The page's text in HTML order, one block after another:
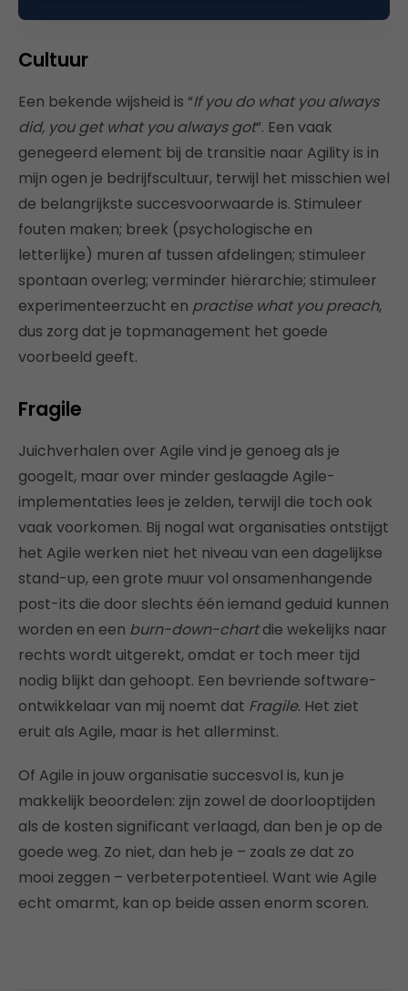
Cultuur
Een bekende wijsheid is “If you do what you always
did, you get what you always got”. Een vaak
genegeerd element bij de transitie naar Agility is in
mijn ogen je bedrijfscultuur, terwijl het misschien wel
de belangrijkste succesvoorwaarde is. Stimuleer
fouten maken; breek (psychologische en
letterlijke) muren af tussen afdelingen; stimuleer
spontaan overleg; verminder hiërarchie; stimuleer
experimenteerzucht en practise what you preach,
dus zorg dat je topmanagement het goede
voorbeeld geeft.
Fragile
Juichverhalen over Agile vind je genoeg als je
googelt, maar over minder geslaagde Agile-
implementaties lees je zelden, terwijl die toch ook
vaak voorkomen. Bij nogal wat organisaties ontstijgt
het Agile werken niet het niveau van een dagelijkse
stand-up, een grote muur vol onsamenhangende
post-its die door slechts één iemand geduid kunnen
worden en een burn-down-chartdie wekelijks naar
rechts wordt uitgerekt, omdat er toch meer tijd
nodig blijkt dan gehoopt. Een bevriende software-
ontwikkelaar van mij noemt dat Fragile. Het ziet
eruit als Agile, maar is het allerminst.
Of Agile in jouw organisatie succesvol is, kun je
makkelijk beoordelen: zijn zowel de doorlooptijden
als de kosten significant verlaagd, dan ben je op de
goede weg. Zo niet, dan heb je – zoals ze dat zo
mooi zeggen – verbeterpotentieel. Want wie Agile
echt omarmt, kan op beide assen enorm scoren.